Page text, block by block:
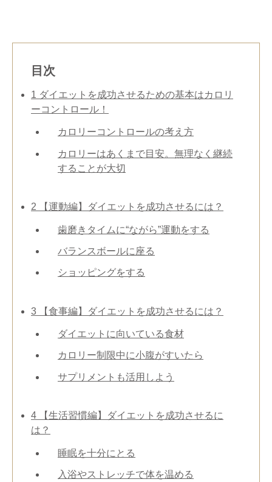
目次
1 ダイエットを成功させるための基本はカロリ
ーコントロール！
カロリーコントロールの考え方
カロリーはあくまで目安。無理なく継続
することが大切
2 【運動編】ダイエットを成功させるには？
歯磨きタイムに“ながら”運動をする
バランスボールに座る
ショッピングをする
3 【食事編】ダイエットを成功させるには？
ダイエットに向いている食材
カロリー制限中に小腹がすいたら
サプリメントも活用しよう
4 【生活習慣編】ダイエットを成功させるに
は？
睡眠を十分にとる
入浴やストレッチで体を温める